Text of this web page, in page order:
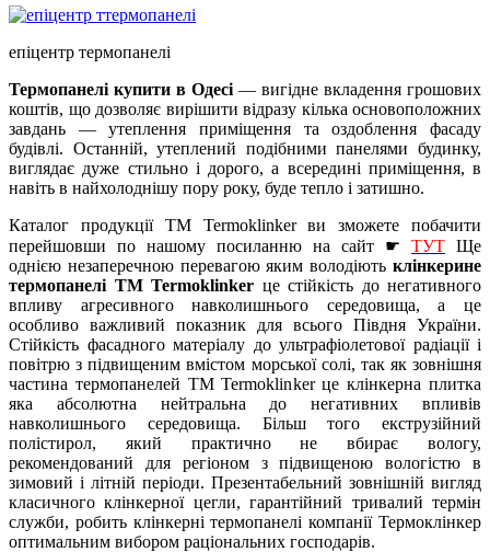
епіцентр термопанелі
Термопанелі купити в Одесі — вигідне вкладення грошових
коштів, що дозволяє вирішити відразу кілька основоположних
завдань — утеплення приміщення та оздоблення фасаду
будівлі. Останній, утеплений подібними панелями будинку,
виглядає дуже стильно і дорого, а всередині приміщення, в
навіть в найхолоднішу пору року, буде тепло і затишно.
Каталог продукції TM Termoklinker ви зможете побачити
перейшовши по нашому посиланню на сайт ☛ ТУТ Ще
однією незаперечною перевагою яким володіють клінкерине
термопанелі TM Termoklinker це стійкість до негативного
впливу агресивного навколишнього середовища, а це
особливо важливий показник для всього Півдня України.
Стійкість фасадного матеріалу до ультрафіолетової радіації і
повітрю з підвищеним вмістом морської солі, так як зовнішня
частина термопанелей TM Termoklinker це клінкерна плитка
яка абсолютна нейтральна до негативних впливів
навколишнього середовища. Більш того екструзійний
полістирол, який практично не вбирає вологу,
рекомендований для регіоном з підвищеною вологістю в
зимовий і літній періоди. Презентабельний зовнішній вигляд
класичного клінкерної цегли, гарантійний тривалий термін
служби, робить клінкерні термопанелі компанії Термоклінкер
оптимальним вибором раціональних господарів.